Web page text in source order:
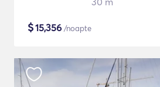
$15,356 /noapte